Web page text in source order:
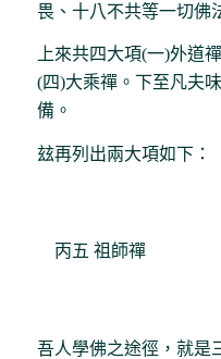
畏、十八不共等一切佛
上來共四大項(一)外道
(四)大乘禪。下至凡夫
備。
玆再列出兩大項如下：
丙五 祖師禪
吾人學佛之途徑，就是